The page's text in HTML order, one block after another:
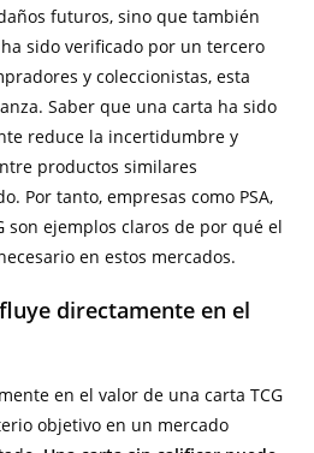
futuros, sino que también
sido verificado por un tercero
y coleccionistas, esta
Saber que una carta ha sido
reduce la incertidumbre y
productos similares
Por tanto, empresas como PSA,
son ejemplos claros de por qué el
en estos mercados.
directamente en el
en el valor de una carta TCG
objetivo en un mercado